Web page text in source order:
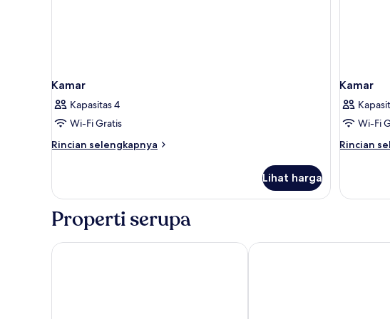
Kamar
Kapasitas 4
Wi-Fi Gratis
Rincian selengkapnya
Rincian
Kamar
Lihat harga
Kamar
Wi-Fi
Rincian
Rincian
Kamar
Properti serupa
Comfort Hotel Copenhagen Airport Clarion Hotel Copenhagen